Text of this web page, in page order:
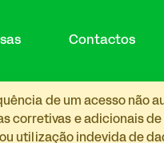
Contactos
de um acesso não
corretivas e adicionais de
utilização indevida de